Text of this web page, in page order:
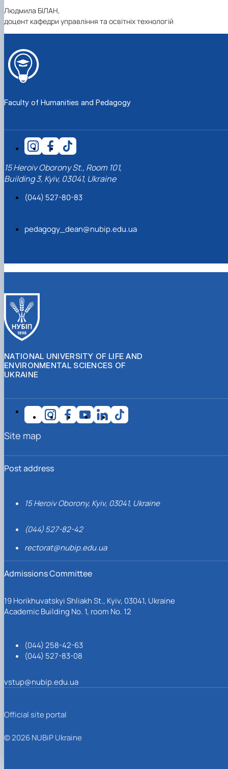
Людмила БІЛАН,
доцент кафедри управління та освітніх технологій
Faculty of Humanities and Pedagogy
15 Heroiv Oborony St., Room 101,
Building 3, Kyiv, 03041, Ukraine
(044) 527-80-83
pedagogy_dean@nubip.edu.ua
NATIONAL UNIVERSITY OF LIFE AND
ENVIRONMENTAL SCIENCES OF
UKRAINE
Post address
15 Heroiv Oborony, Kyiv, 03041, Ukraine
(044) 527-82-42
rectorat@nubip.edu.ua
Admissions Committee
19 Horikhuvatskyi Shliakh St., Kyiv, 03041, Ukraine
Academic Building No. 1, room No. 12
(044) 258-42-63
(044) 527-83-08
vstup@nubip.edu.ua
Site map
Official site portal
© 2026 NUBiP Ukraine